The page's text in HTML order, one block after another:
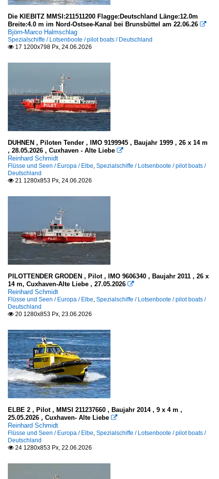
Kriegsschiffe
Deutschland
Hilfsschiffe, Versorger
Deutschland
Deutschland
Museen, Ausstellungen
Deutschland
Museumshafen Oevelgönne (Hamburg)
Seehäfen
Deutschland
Bremerhaven
Brunsbüttel
Cuxhaven
Emden
Hamburg
Kiel
Lübeck und Travemünde
Rostock-Warnemünde
Sassnitz
Die KIEBITZ MMSI:211511200 Flagge:Deutschland Länge:12.0m
Breite:4.0 m im Nord-Ostsee-Kanal bei Brunsbüttel am 22.06.26 
Björn-Marco Halmschlag
Spezialschiffe / Lotsenboote / pilot boats / Deutschland
 17 1200x798 Px, 24.06.2026
DUHNEN , Piloten Tender , IMO 9199945 , Baujahr 1999 , 26 x 14 m
, 28.05.2026 , Cuxhaven - Alte Liebe 
Reinhard Schmidt
Flüsse und Seen / Europa / Elbe, Spezialschiffe / Lotsenboote / pilot boats /
Deutschland
 21 1280x853 Px, 24.06.2026
PILOTTENDER GRODEN , Pilot , IMO 9606340 , Baujahr 2011 , 26 x
14 m, Cuxhaven-Alte Liebe , 27.05.2026 
Reinhard Schmidt
Flüsse und Seen / Europa / Elbe, Spezialschiffe / Lotsenboote / pilot boats /
Deutschland
 20 1280x853 Px, 23.06.2026
ELBE 2 , Pilot , MMSI 211237660 , Baujahr 2014 , 9 x 4 m ,
25.05.2026 , Cuxhaven- Alte Liebe 
Reinhard Schmidt
Flüsse und Seen / Europa / Elbe, Spezialschiffe / Lotsenboote / pilot boats /
Deutschland
 24 1280x853 Px, 22.06.2026